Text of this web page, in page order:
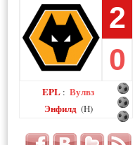
2
0
EPL : Вулвз
Энфилд (H)